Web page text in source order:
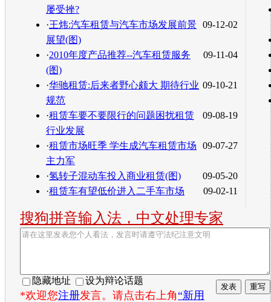
屡受挫?
09-12-02
·王炜:汽车租赁与汽车市场发展前景
展望(图)
09-11-04
·2010年度产品推荐--汽车租赁服务
(图)
09-10-21
·华驰租赁:后来者野心颇大 期待行业
规范
09-08-19
·租赁车要不要限行的问题困扰租赁
行业发展
09-07-27
·租赁市场旺季 学生成汽车租赁市场
主力军
09-05-20
·氢转子混动车投入商业租赁(图)
09-02-11
·租赁车有望低价进入二手车市场
搜狗拼音输入法，中文处理专家
隐藏地址 设为辩论话题
*欢迎您注册发言。请点击右上角“新用